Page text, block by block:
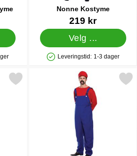
lager
Nonne Kostyme
Varenummer 6856
219 kr
Velg ...
Produkttilgjengelighet: På lager
Leveringstid: 1-3 dager
Kostyme som favorittMerk rørlegger Rød